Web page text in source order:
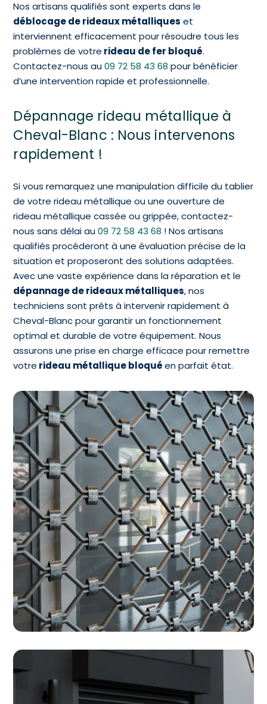
Nos artisans qualifiés sont experts dans le
déblocage de rideaux métalliques et
interviennent efficacement pour résoudre tous les
problèmes de votre rideau de fer bloqué.
Contactez-nous au09 72 58 43 68 pour bénéficier
d’une intervention rapide et professionnelle.
Dépannage rideau métallique à
Cheval-Blanc : Nous intervenons
rapidement !
Si vous remarquez une manipulation difficile du tablier
de votre rideau métallique ou une ouverture de
rideau métallique cassée ou grippée, contactez-
nous sans délai au09 72 58 43 68 ! Nos artisans
qualifiés procéderont à une évaluation précise de la
situation et proposeront des solutions adaptées.
Avec une vaste expérience dans la réparation et le
dépannage de rideaux métalliques, nos
techniciens sont prêts à intervenir rapidement à
Cheval-Blanc pour garantir un fonctionnement
optimal et durable de votre équipement. Nous
assurons une prise en charge efficace pour remettre
votre rideau métallique bloquéen parfait état.